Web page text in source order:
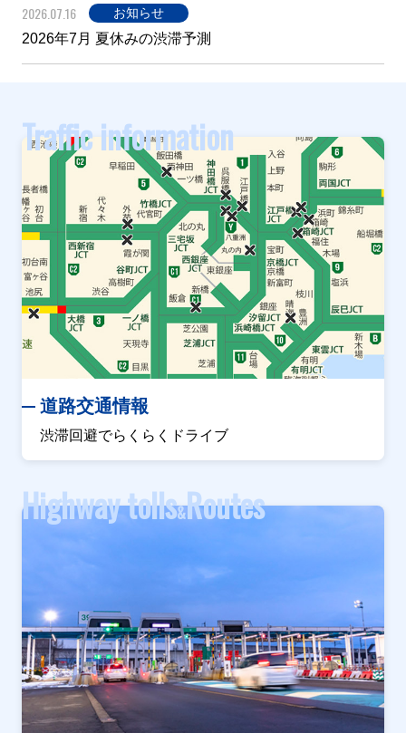
2026.07.16 お知らせ
2026年7月 夏休みの渋滞予測
Traffic information
道路交通情報
渋滞回避でらくらくドライブ
Highway tolls&Routes